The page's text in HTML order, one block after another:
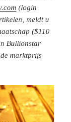
(login
meldt u
($110
Bullionstar
marktprijs